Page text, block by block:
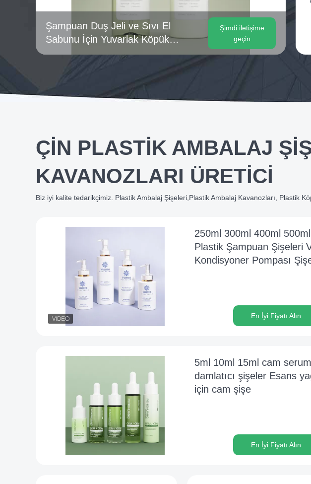
Şampuan Duş Jeli ve Sıvı El
Sabunu İçin Yuvarlak Köpük
Pompalı Şişe
Şimdi iletişime
geçin
ÇIN PLASTIK AMBALAJ
KAVANOZLARI ÜRETICI
Biz iyi kalite tedarikçimiz. Plastik Ambalaj Şişeleri,Plastik Ambalaj Kavanozları, Plastik
250ml 300ml 400ml 500ml
Plastik Şampuan Şişeleri
Kondisyoner Pompası
En İyi Fiyatı Alın
5ml 10ml 15ml cam serum
damlatıcı şişeler Esans
için cam şişe
En İyi Fiyatı Alın